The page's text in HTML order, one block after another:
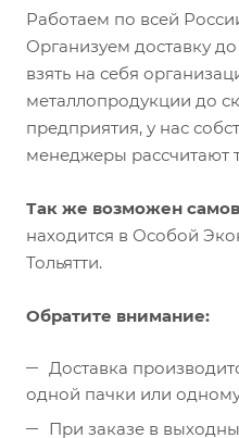
Работаем по всей
Организуем доставку
взять на себя
металлопродукции до
предприятия, у нас
менеджеры рассчитают
Так же возможен
находится в Особой
Тольятти.
Обратите внимание:
Доставка
одной пачки или
При заказе в